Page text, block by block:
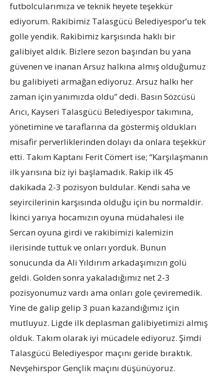
futbolcularımıza ve teknik heyete teşekkür
ediyorum. Rakibimiz Talasgücü Belediyespor’u tek
golle yendik. Rakibimiz karşısında haklı bir
galibiyet aldık. Bizlere sezon başından bu yana
güvenen ve inanan Arsuz halkına almış olduğumuz
bu galibiyeti armağan ediyoruz. Arsuz halkı her
zaman için yanımızda oldu” dedi. Basın Sözcüsü
Arıcı, Kayseri Talasgücü Belediyespor takımına,
yönetimine ve taraflarına da göstermiş oldukları
misafir perverliklerinden dolayı da onlara teşekkür
etti. Takım Kaptanı Ferit Cömert ise; “Karşılaşmanın
ilk yarısına biz iyi başlamadık. Rakip ilk 45
dakikada 2-3 pozisyon buldular. Kendi saha ve
seyircilerinin karşısında olduğu için bu normaldir.
İkinci yarıya hocamızın oyuna müdahalesi ile
Sercan oyuna girdi ve rakibimizi kalemizin
ilerisinde tuttuk ve onları yorduk. Bunun
sonucunda da Ali Yıldırım arkadaşımızın golü
geldi. Golden sonra yakaladığımız net 2-3
pozisyonumuz vardı ama onları gole çeviremedik.
Yine de galip gelip 3 puan kazandığımız için
mutluyuz. Ligde ilk deplasman galibiyetimizi almış
olduk. Takım olarak iyi mücadele ediyoruz. Şimdi
Talasgücü Belediyespor maçını geride bıraktık.
Nevşehirspor Gençlik maçını düşünüyoruz.